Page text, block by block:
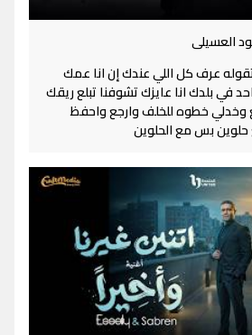
العسيلى
عرف كل اللي عندك إن انا عمك
بلدك انا عايزك تشوفنا تبلع ريقك
خطوه للخلف وارجع واحفظ
بس مع الحلوين